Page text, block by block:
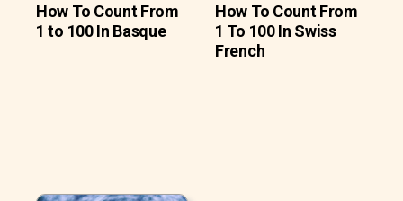
How To Count From
1 to 100 In Basque
How To Count From
1 To 100 In Swiss
French